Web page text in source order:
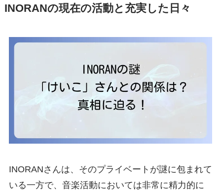
INORANの現在の活動と充実した日々
INORANさんは、そのプライベートが謎に包まれて
いる一方で、音楽活動においては非常に精力的に